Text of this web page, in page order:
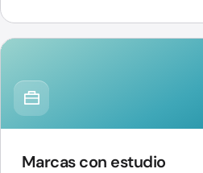
Marcas con estudio